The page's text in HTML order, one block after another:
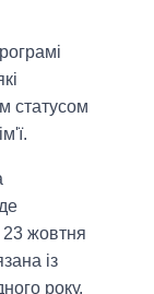
статусом
23 жовтня
із
року.